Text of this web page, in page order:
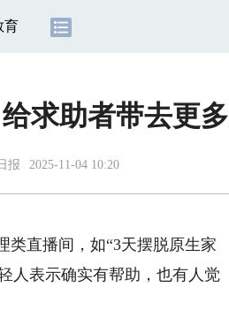
育
求助者带去更
报 2025-11-04 10:20
直播间，如“3天摆脱原生家
人表示确实有帮助，也有人觉